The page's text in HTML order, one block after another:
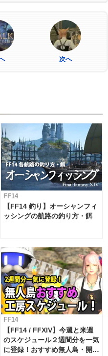
次へ
FF14
【FF14 釣り】オーシャンフィ
ッシングの航路の釣り方・餌
FF14
【FF14 / FFXIV】今週と来週
のスケジュール２週間分を一気
に登録！おすすめ無人島・開拓